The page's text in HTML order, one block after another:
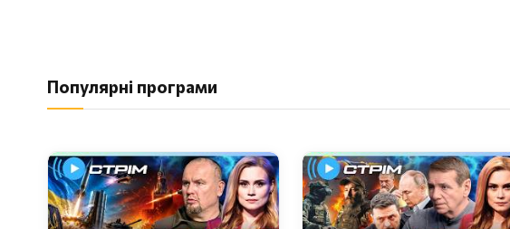
Популярні програми